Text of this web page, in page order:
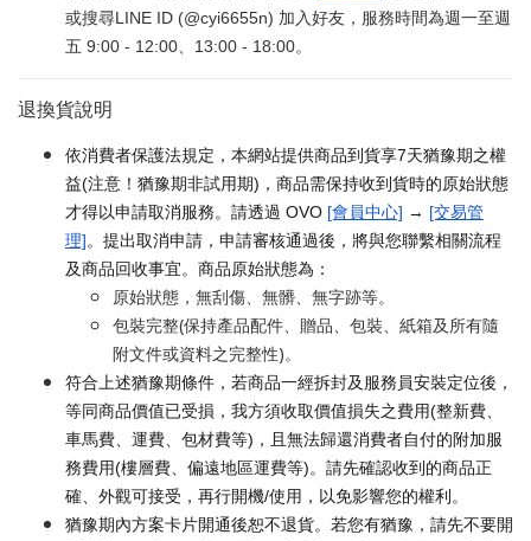
或搜尋LINE ID (@cyi6655n) 加入好友，服務時間為週一至週
五 9:00 - 12:00、13:00 - 18:00。
退換貨說明
依消費者保護法規定，本網站提供商品到貨享7天猶豫期之權
益(注意！猶豫期非試用期)，商品需保持收到貨時的原始狀態
才得以申請取消服務。請透過 OVO [會員中心] → [交易管
理]。提出取消申請，申請審核通過後，將與您聯繫相關流程
及商品回收事宜。商品原始狀態為：
原始狀態，無刮傷、無髒、無字跡等。
包裝完整(保持產品配件、贈品、包裝、紙箱及所有隨
附文件或資料之完整性)。
符合上述猶豫期條件，若商品一經拆封及服務員安裝定位後，
等同商品價值已受損，我方須收取價值損失之費用(整新費、
車馬費、運費、包材費等)，且無法歸還消費者自付的附加服
務費用(樓層費、偏遠地區運費等)。請先確認收到的商品正
確、外觀可接受，再行開機/使用，以免影響您的權利。
猶豫期內方案卡片開通後恕不退貨。若您有猶豫，請先不要開